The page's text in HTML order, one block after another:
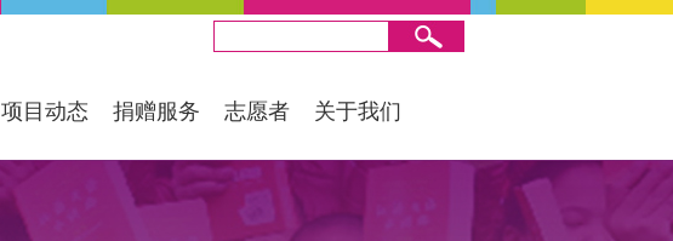
项目动态 捐赠服务 志愿者 关于我们